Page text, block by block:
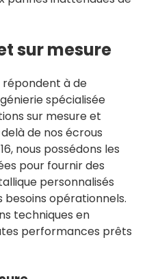
sur mesure
répondent à de
spécialisée
sur mesure et
de nos écrous
nous possédons les
pour fournir des
personnalisés
opérationnels.
techniques en
performances prêts